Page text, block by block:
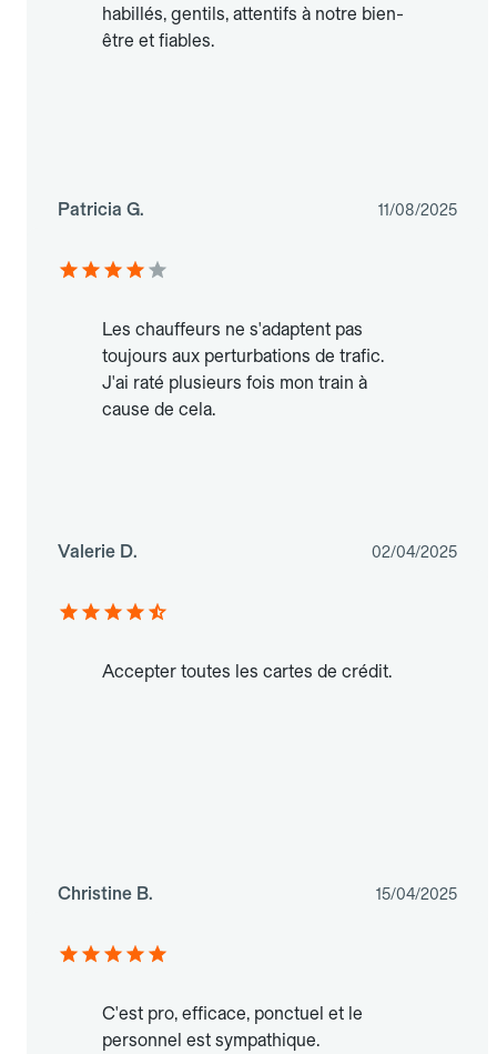
habillés, gentils, attentifs à notre bien-
être et fiables.
Patricia G. 11/08/2025
Les chauffeurs ne s'adaptent pas
toujours aux perturbations de trafic.
J'ai raté plusieurs fois mon train à
cause de cela.
Valerie D. 02/04/2025
Accepter toutes les cartes de crédit.
Christine B. 15/04/2025
C'est pro, efficace, ponctuel et le
personnel est sympathique.